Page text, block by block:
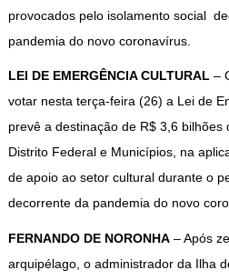
provocados pelo isolamento social
pandemia do novo coronavírus.
LEI DE EMERGÊNCIA CULTURAL–
votar nesta terça-feira (26) a Lei de
prevê a destinação de R$ 3,6 bilhões
Distrito Federal e Municípios, na
de apoio ao setor cultural durante o
decorrente da pandemia do novo
FERNANDO DE NORONHA– Após
arquipélago, o administrador da Ilha